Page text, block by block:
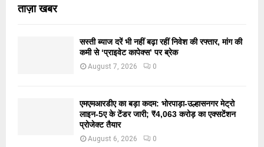
ताज़ा खबर
सस्ती ब्याज दरें भी नहीं बढ़ा रहीं निवेश की रफ्तार, मांग की
कमी से ‘प्राइवेट कापेक्स’ पर ब्रेक
August 7, 2026 0
एमएमआरडीए का बड़ा कदम: भोरपाड़ा-उल्हासनगर मेट्रो
लाइन-5ए के टेंडर जारी; ₹4,063 करोड़ का एक्सटेंशन
प्रोजेक्ट तैयार
August 6, 2026 0